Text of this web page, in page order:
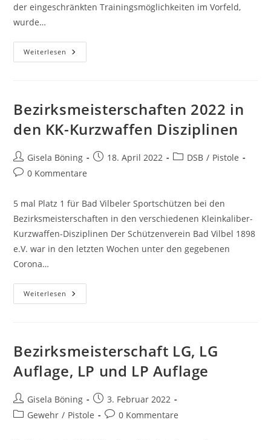
der eingeschränkten Trainingsmöglichkeiten im Vorfeld,
wurde…
Weiterlesen
Bezirksmeisterschaften 2022 in
den KK-Kurzwaffen Disziplinen
Gisela Böning 18. April 2022 DSB / Pistole
0 Kommentare
5 mal Platz 1 für Bad Vilbeler Sportschützen bei den
Bezirksmeisterschaften in den verschiedenen Kleinkaliber-
Kurzwaffen-Disziplinen Der Schützenverein Bad Vilbel 1898
e.V. war in den letzten Wochen unter den gegebenen
Corona…
Weiterlesen
Bezirksmeisterschaft LG, LG
Auflage, LP und LP Auflage
Gisela Böning
3. Februar 2022
Gewehr / Pistole 0 Kommentare